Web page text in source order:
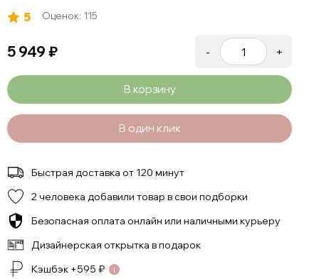
5 Оценок: 115
5 949 ₽ - +
В корзину
В один клик
Быстрая доставка от 120 минут
2 человека добавили товар в свои подборки
Безопасная оплата онлайн или наличными курьеру
Дизайнерская открытка в подарок
Кэшбэк +595 ₽